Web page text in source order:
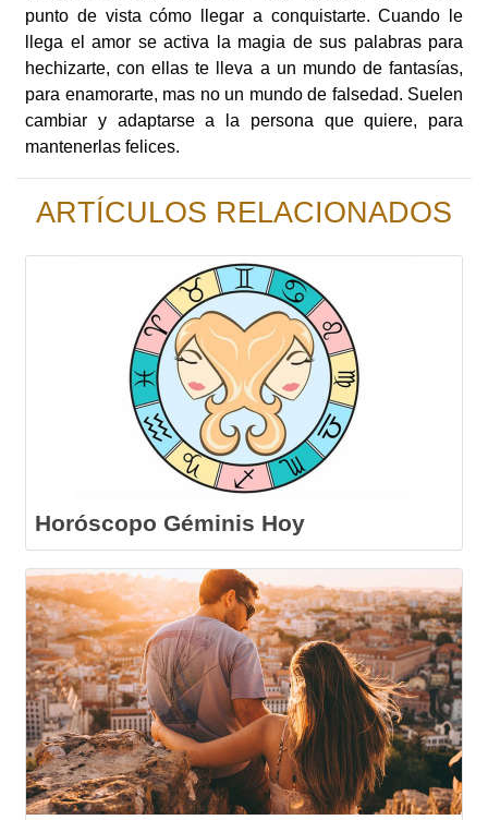
punto de vista cómo llegar a conquistarte. Cuando le
llega el amor se activa la magia de sus palabras para
hechizarte, con ellas te lleva a un mundo de fantasías,
para enamorarte, mas no un mundo de falsedad. Suelen
cambiar y adaptarse a la persona que quiere, para
mantenerlas felices.
ARTÍCULOS RELACIONADOS
Horóscopo Géminis Hoy